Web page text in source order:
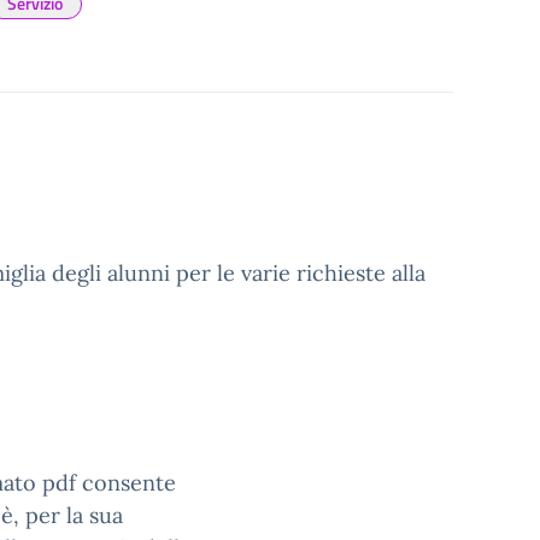
degli alunni per le varie richieste alla
pdf consente
per la sua